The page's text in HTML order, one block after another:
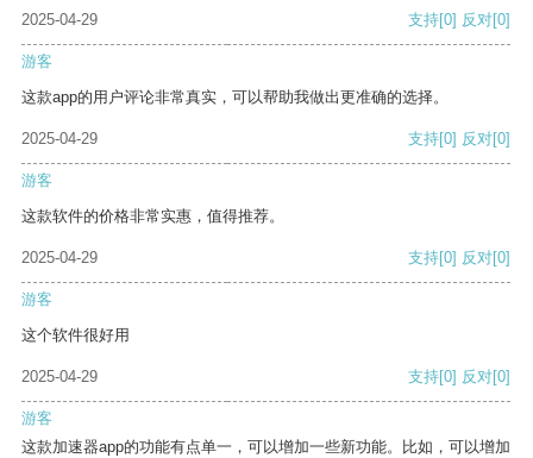
2025-04-29 支持[0] 反对[0]
游客
这款app的用户评论非常真实，可以帮助我做出更准确的选择。
2025-04-29 支持[0] 反对[0]
游客
这款软件的价格非常实惠，值得推荐。
2025-04-29 支持[0] 反对[0]
游客
这个软件很好用
2025-04-29 支持[0] 反对[0]
游客
这款加速器app的功能有点单一，可以增加一些新功能。比如，可以增加